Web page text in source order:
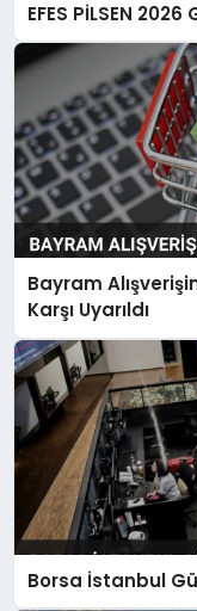
EFES PİLSEN 2026
Bayram
Karşı Uyarıldı
Borsa İstanbul